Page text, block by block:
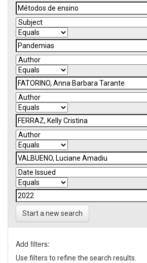
Start a new search
Add filters:
Use filters to refine the search results.